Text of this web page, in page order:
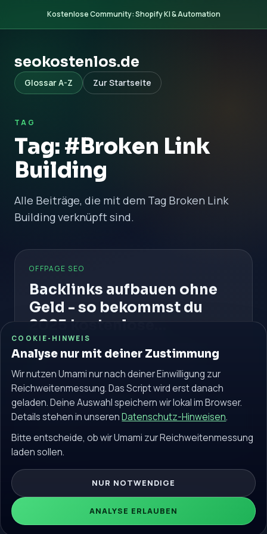
Kostenlose Community: Shopify KI & Automation
seokostenlos.de
Glossar A-Z Zur Startseite
TAG
Tag: #Broken Link
Building
Alle Beiträge, die mit dem Tag Broken Link
Building verknüpft sind.
OFFPAGE SEO
Backlinks aufbauen ohne
Geld - so bekommst du
2025 kostenlose
Empfehlungen
So baust du 2025 ohne Budget hochwertige
Backlinks auf und verbesserst dein Ranking
nachhaltig.
#Backlinks aufbauen
#OffPage SEO
#Linkbuilding ohne Budget
Weiterlesen
© 2026 seokostenlos.de. Alle Rechte vorbehalten.
Community
COOKIE-HINWEIS
Analyse nur mit deiner Zustimmung
Wir nutzen Umami nur nach deiner Einwilligung zur
Reichweitenmessung. Das Script wird erst danach
geladen. Deine Auswahl speichern wir lokal im Browser.
Details stehen in unserenDatenschutz-Hinweisen.
Bitte entscheide, ob wir Umami zur Reichweitenmessung
laden sollen.
NUR NOTWENDIGE
ANALYSE ERLAUBEN